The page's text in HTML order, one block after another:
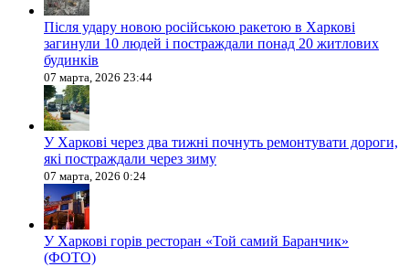
Після удару новою російською ракетою в Харкові
загинули 10 людей і постраждали понад 20 житлових
будинків
07 марта, 2026 23:44
У Харкові через два тижні почнуть ремонтувати дороги,
які постраждали через зиму
07 марта, 2026 0:24
У Харкові горів ресторан «Той самий Баранчик»
(ФОТО)